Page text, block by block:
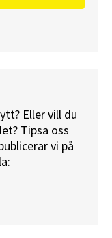
Eller vill du
Tipsa oss
vi på